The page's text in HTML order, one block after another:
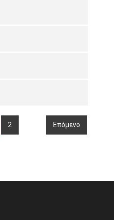
2 Επόμενο